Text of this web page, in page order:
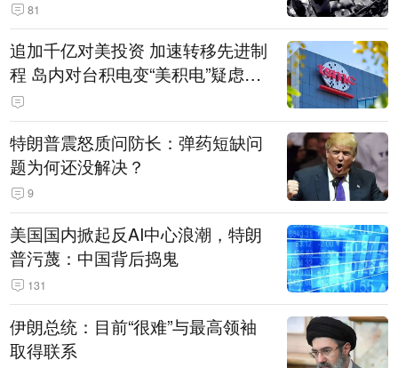
界人士：想“脱钩”并不容易
81
追加千亿对美投资 加速转移先进制
程 岛内对台积电变“美积电”疑虑担
忧加剧
特朗普震怒质问防长：弹药短缺问
题为何还没解决？
9
美国国内掀起反AI中心浪潮，特朗
普污蔑：中国背后捣鬼
131
伊朗总统：目前“很难”与最高领袖
取得联系